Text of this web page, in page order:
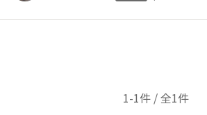
1-1件 / 全1件